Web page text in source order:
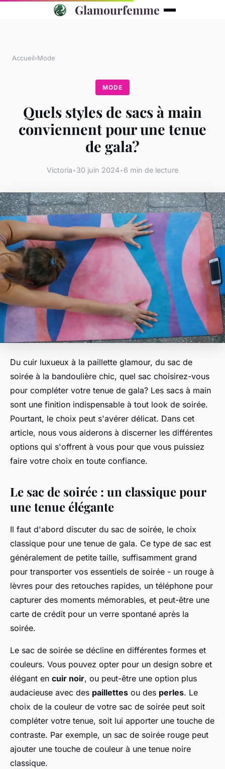
Glamourfemme
Accueil›Mode
MODE
Quels styles de sacs à main
conviennent pour une tenue
de gala?
Victoria•30 juin 2024•6 min de lecture
Du cuir luxueux à la paillette glamour, du sac de
soirée à la bandoulière chic, quel sac choisirez-vous
pour compléter votre tenue de gala? Les sacs à main
sont une finition indispensable à tout look de soirée.
Pourtant, le choix peut s'avérer délicat. Dans cet
article, nous vous aiderons à discerner les différentes
options qui s'offrent à vous pour que vous puissiez
faire votre choix en toute confiance.
Le sac de soirée : un classique pour
une tenue élégante
Il faut d'abord discuter du sac de soirée, le choix
classique pour une tenue de gala. Ce type de sac est
généralement de petite taille, suffisamment grand
pour transporter vos essentiels de soirée - un rouge à
lèvres pour des retouches rapides, un téléphone pour
capturer des moments mémorables, et peut-être une
carte de crédit pour un verre spontané après la
soirée.
Le sac de soirée se décline en différentes formes et
couleurs. Vous pouvez opter pour un design sobre et
élégant en cuir noir, ou peut-être une option plus
audacieuse avec des paillettes ou des perles. Le
choix de la couleur de votre sac de soirée peut soit
compléter votre tenue, soit lui apporter une touche de
contraste. Par exemple, un sac de soirée rouge peut
ajouter une touche de couleur à une tenue noire
classique.